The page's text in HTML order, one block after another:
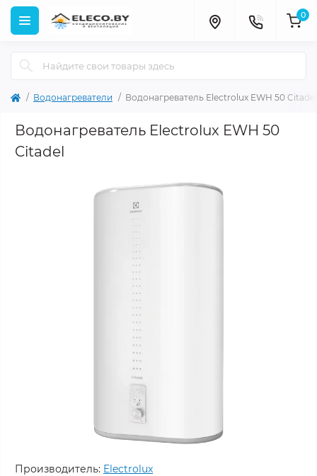
0
Водонагреватели Водонагреватель Electrolux EWH 50 Citadel
Водонагреватель Electrolux EWH 50
Citadel
Производитель: Electrolux